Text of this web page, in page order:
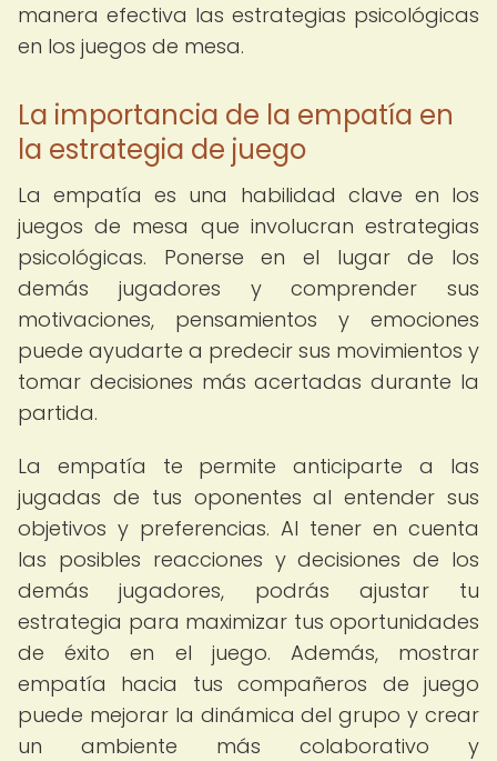
manera efectiva las estrategias psicológicas
en los juegos de mesa.
La importancia de la empatía en
la estrategia de juego
La empatía es una habilidad clave en los
juegos de mesa que involucran estrategias
psicológicas. Ponerse en el lugar de los
demás jugadores y comprender sus
motivaciones, pensamientos y emociones
puede ayudarte a predecir sus movimientos y
tomar decisiones más acertadas durante la
partida.
La empatía te permite anticiparte a las
jugadas de tus oponentes al entender sus
objetivos y preferencias. Al tener en cuenta
las posibles reacciones y decisiones de los
demás jugadores, podrás ajustar tu
estrategia para maximizar tus oportunidades
de éxito en el juego. Además, mostrar
empatía hacia tus compañeros de juego
puede mejorar la dinámica del grupo y crear
un ambiente más colaborativo y